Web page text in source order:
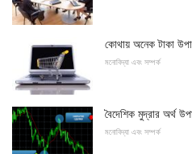
কোথায় অনেক টাকা
মনোবিদ্যা এবং সম্পর্ক
বৈদেশিক মুদ্রার অর্থ
মনোবিদ্যা এবং সম্পর্ক